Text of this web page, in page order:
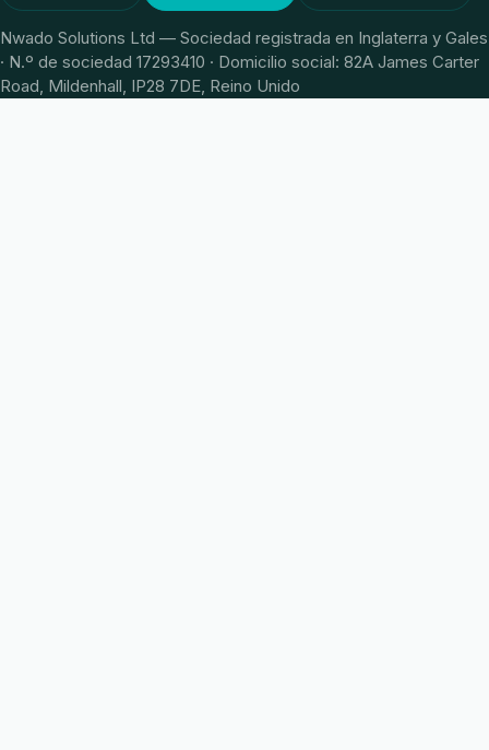
Nwado Solutions Ltd — Sociedad registrada en Inglaterra y Gales
· N.º de sociedad 17293410 · Domicilio social: 82A James Carter
Road, Mildenhall, IP28 7DE, Reino Unido